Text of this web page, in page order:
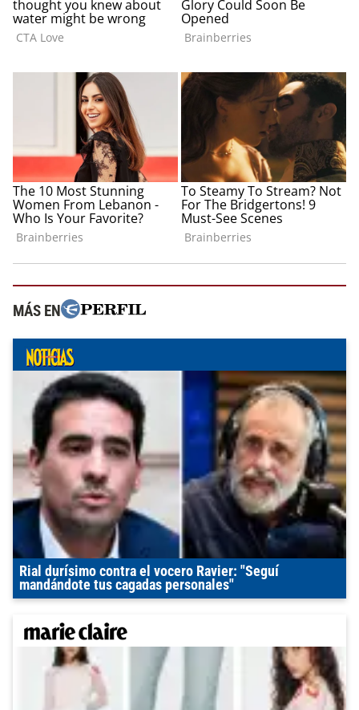
MÁS EN
Rial durísimo contra el vocero Ravier: "Seguí
mandándote tus cagadas personales"